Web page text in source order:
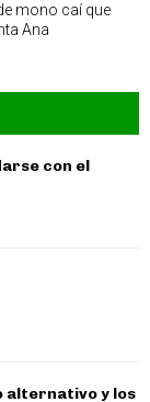
mono caí que
Ana
con el
alternativo y los